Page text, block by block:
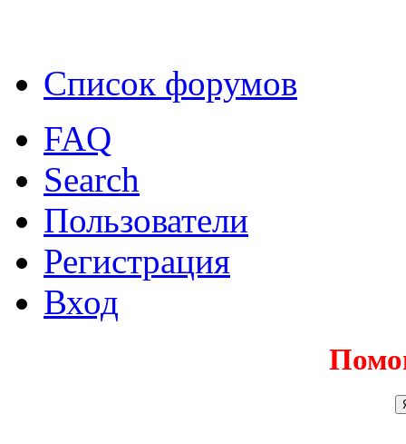
Список форумов
FAQ
Search
Пользователи
Регистрация
Вход